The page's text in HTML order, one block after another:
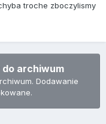
troche zboczylismy
do archiwum
Dodawanie